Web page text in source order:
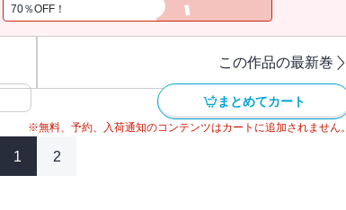
70％OFF！
この作品の最新巻
まとめてカート
※無料、予約、入荷通知のコンテンツはカートに追加されません。
1 2